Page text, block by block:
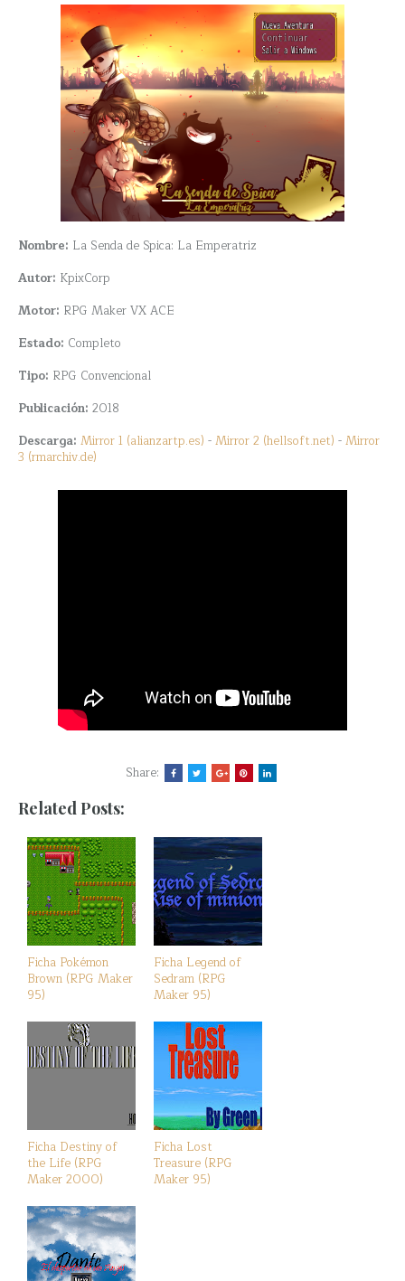
Nombre: La Senda de Spica: La Emperatriz
Autor: KpixCorp
Motor: RPG Maker VX ACE
Estado: Completo
Tipo: RPG Convencional
Publicación: 2018
Descarga: Mirror 1 (alianzartp.es) -Mirror 2 (hellsoft.net) -Mirror
3 (rmarchiv.de)
Share:
Related Posts:
Ficha Pokémon
Brown (RPG Maker
95)
Ficha Legend of
Sedram (RPG
Maker 95)
Ficha Destiny of
the Life (RPG
Maker 2000)
Ficha Lost
Treasure (RPG
Maker 95)